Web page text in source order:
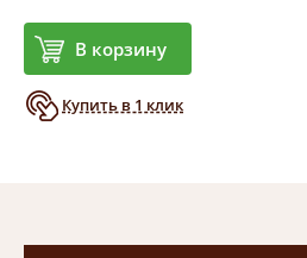
В корзину
Купить в 1 клик